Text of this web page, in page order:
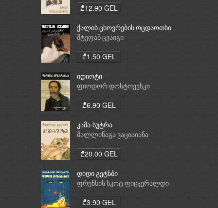
₾12.90 GEL
ქალის ცხოვრების ოცდაოთხი
საათი
შტეფან ცვაიგი
₾1.50 GEL
იდიოტი
ფიოდორ დოსტოევსკი
₾6.90 GEL
კამა-სუტრა
მალლინაგა ვაციაიანა
₾20.00 GEL
დიდი გეტსბი
ფრენსის სკოტ ფიცჯერალდი
₾3.90 GEL